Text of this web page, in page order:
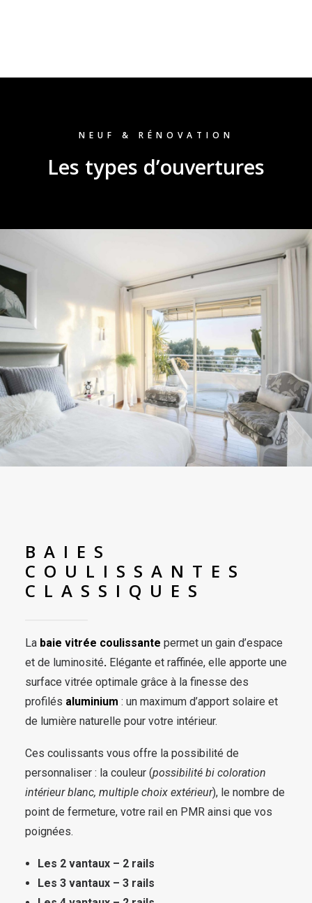
NEUF & RÉNOVATION
Les types d’ouvertures
BAIES
COULISSANTES
CLASSIQUES
La baie vitrée coulissante permet un gain d’espace
et de luminosité. Elégante et raffinée, elle apporte une
surface vitrée optimale grâce à la finesse des
profilés aluminium : un maximum d’apport solaire et
de lumière naturelle pour votre intérieur.
Ces coulissants vous offre la possibilité de
personnaliser : la couleur (possibilité bi coloration
intérieur blanc, multiple choix extérieur), le nombre de
point de fermeture, votre rail en PMR ainsi que vos
poignées.
Les 2 vantaux – 2 rails
Les 3 vantaux – 3 rails